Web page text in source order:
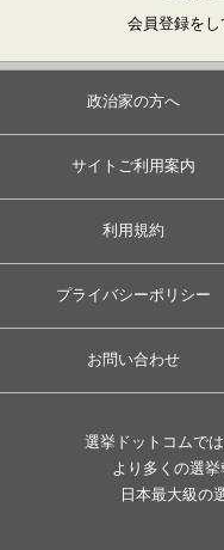
会員登録をし
政治家の方へ
サイトご利用案内
利用規約
プライバシーポリシー
お問い合わせ
選挙ドットコムでは
より多くの選
日本最大級の